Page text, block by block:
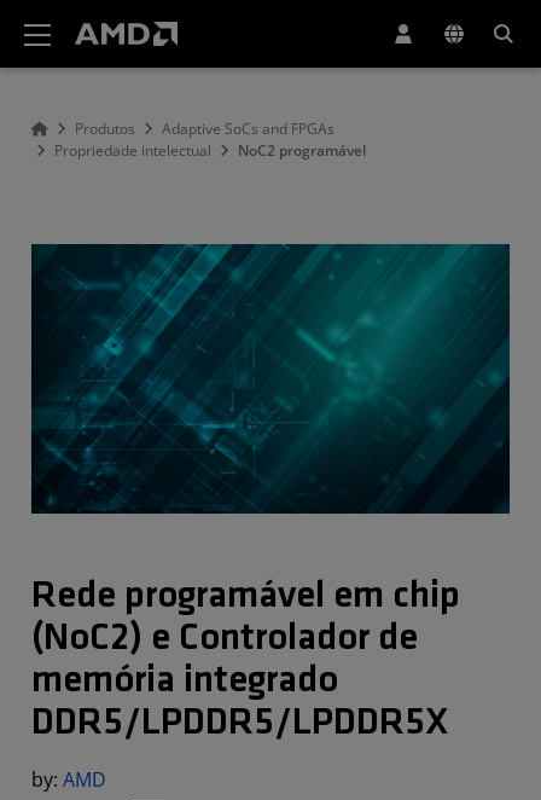
Produtos
Adaptive SoCs and FPGAs
Propriedade intelectual
NoC2 programável
Rede programável em chip
(NoC2) e Controlador de
memória integrado
DDR5/LPDDR5/LPDDR5X
by: AMD